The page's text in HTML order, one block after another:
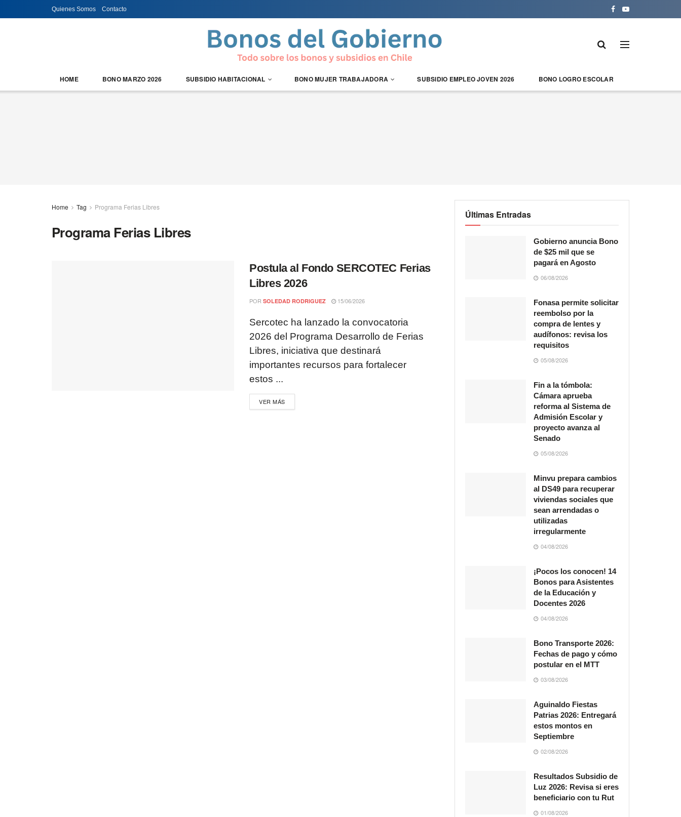
Quienes Somos Contacto
HOME BONO MARZO 2026 SUBSIDIO HABITACIONAL BONO MUJER TRABAJADORA SUBSIDIO EMPLEO JOVEN 2026 BONO LOGRO ESCOLAR
Home Tag Programa Ferias Libres
Programa Ferias Libres
Postula al Fondo SERCOTEC Ferias
Libres 2026
POR SOLEDAD RODRIGUEZ 15/06/2026
Sercotec ha lanzado la convocatoria
2026 del Programa Desarrollo de Ferias
Libres, iniciativa que destinará
importantes recursos para fortalecer
estos ...
VER MÁS
Últimas Entradas
Gobierno anuncia Bono
de $25 mil que se
pagará en Agosto
06/08/2026
Fonasa permite solicitar
reembolso por la
compra de lentes y
audífonos: revisa los
requisitos
05/08/2026
Fin a la tómbola:
Cámara aprueba
reforma al Sistema de
Admisión Escolar y
proyecto avanza al
Senado
05/08/2026
Minvu prepara cambios
al DS49 para recuperar
viviendas sociales que
sean arrendadas o
utilizadas
irregularmente
04/08/2026
¡Pocos los conocen! 14
Bonos para Asistentes
de la Educación y
Docentes 2026
04/08/2026
Bono Transporte 2026:
Fechas de pago y cómo
postular en el MTT
03/08/2026
Aguinaldo Fiestas
Patrias 2026: Entregará
estos montos en
Septiembre
02/08/2026
Resultados Subsidio de
Luz 2026: Revisa si eres
beneficiario con tu Rut
01/08/2026